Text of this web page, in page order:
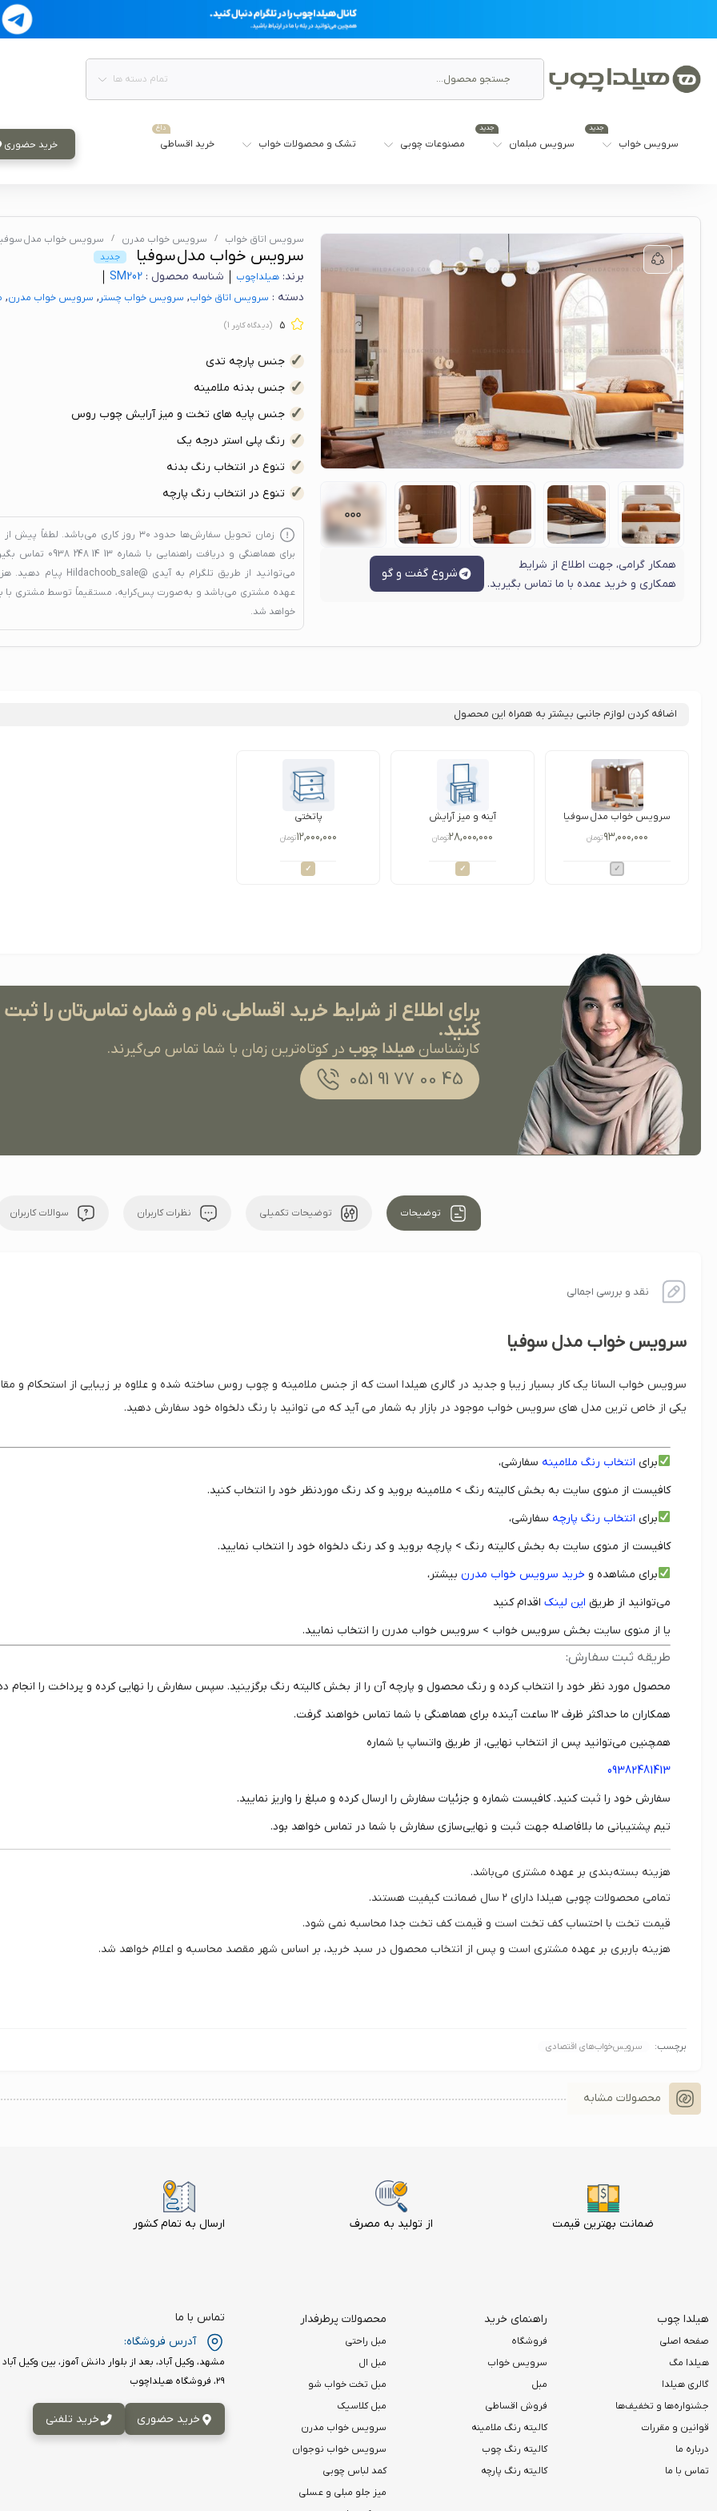
تمام دسته ها
سرویس خواب
جدید
سرویس مبلمان
جدید
مصنوعات چوبی تشک و محصولات خواب خرید اقساطی
داغ
خرید حضوری
همکار گرامی، جهت اطلاع از شرایط
همکاری و خرید عمده با ما تماس بگیرید.
شروع گفت و گو
سرویس اتاق خواب سرویس خواب مدرن سرویس خواب مدل
سرویس خواب مدل سوفیا جدید
برند:هیلدا‌چوب شناسه محصول :SM202
دسته : سرویس اتاق خواب, سرویس خواب چستر , سرویس خواب مدرن,
5 (دیدگاه کاربر 1
)
جنس پارچه تدی
جنس بدنه ملامینه
جنس پایه های تخت و میز آرایش چوب روس
رنگ پلی استر درجه یک
تنوع در انتخاب رنگ بدنه
تنوع در انتخاب رنگ پارچه
زمان تحویل سفارش‌ها حدود ۳۰ روز کاری
می‌باشد. لطفاً پیش
برای هماهنگی و دریافت راهنمایی با شماره 13 14 248 0938
تماس
می‌توانید از طریق تلگرام به آیدی @Hildachoob_sale
پیام دهید.
عهده مشتری می‌باشد و به‌صورت پس‌کرایه، مستقیماً توسط مشتری با
خواهد شد.
اضافه کردن لوازم جانبی بیشتر به همراه این محصول
سرویس خواب مدل سوفیا
۹۳,۰۰۰,۰۰۰تومان
آینه و میز آرایش
۲۸,۰۰۰,۰۰۰تومان
پاتختی
۱۲,۰۰۰,۰۰۰تومان
برای اطلاع از شرایط خرید اقساطی، نام و شماره تماس‌تان را ثبت
کنید.
کارشناسان هیلدا چوب در کوتاه‌ترین زمان با شما تماس می‌گیرند.
45 00 77 91 051
توضیحات توضیحات تکمیلی نظرات کاربران سوالات کاربران
نقد و بررسی اجمالی
سرویس خواب مدل سوفیا
سرویس خواب السانا یک کار بسیار زیبا و جدید در گالری هیلدا است که از جنس ملامینه و چوب روس ساخته شده و علاوه بر زیبایی از استحکام و
یکی از خاص ترین مدل های سرویس خواب موجود در بازار به شمار می آید که می توانید با رنگ دلخواه خود سفارش دهید.
برای انتخاب رنگ ملامینه سفارشی،
کافیست از منوی سایت به بخش کالیته رنگ > ملامینه بروید و کد رنگ موردنظر خود را انتخاب کنید.
برای انتخاب رنگ پارچه سفارشی،
کافیست از منوی سایت به بخش کالیته رنگ > پارچه بروید و کد رنگ دلخواه خود را انتخاب نمایید.
برای مشاهده و خرید سرویس خواب مدرنبیشتر،
می‌توانید از طریق این لینک اقدام کنید
یا از منوی سایت بخش سرویس خواب > سرویس خواب مدرن را انتخاب نمایید.
طریقه ثبت سفارش:
محصول مورد نظر خود را انتخاب کرده و رنگ محصول و پارچه آن را از بخش کالیته رنگ برگزینید. سپس سفارش را نهایی کرده و پرداخت را انجام
همکاران ما حداکثر ظرف ۱۲ ساعت آینده برای هماهنگی با شما تماس خواهند گرفت.
همچنین می‌توانید پس از انتخاب نهایی، از طریق واتساپ یا شماره
09382481413
سفارش خود را ثبت کنید. کافیست شماره و جزئیات سفارش را ارسال کرده و مبلغ را واریز نمایید.
تیم پشتیبانی ما بلافاصله جهت ثبت و نهایی‌سازی سفارش با شما در تماس خواهد بود.
هزینه بسته‌بندی بر عهده مشتری می‌باشد.
تمامی محصولات چوبی هیلدا دارای ۲ سال ضمانت کیفیت
هستند.
قیمت تخت با احتساب کف تخت است و قیمت کف تخت جدا محاسبه نمی شود.
هزینه باربری بر عهده مشتری است و پس از انتخاب محصول در سبد خرید، بر اساس شهر مقصد محاسبه و اعلام خواهد شد.
برچسب: سرویس‌خواب‌های اقتصادی
محصولات مشابه
ارسال به تمام کشور از تولید به مصرف ضمانت بهترین قیمت
هیلدا چوب
صفحه اصلی
هیلدا مگ
گالری هیلدا
جشنواره‌ها و تخفیف‌ها
قوانین و مقررات
درباره ما
تماس با ما
راهنمای خرید
فروشگاه
سرویس خواب
مبل
فروش اقساطی
کالیته رنگ ملامینه
کالیته رنگ چوب
کالیته رنگ پارچه
محصولات پرطرفدار
مبل راحتی
مبل ال
مبل تخت خواب شو
مبل کلاسیک
سرویس خواب مدرن
سرویس خواب نوجوان
کمد لباس چوبی
میز جلو مبلی و عسلی
تماس با ما
آدرس فروشگاه:
۲۹، فروشگاه هیلداچوب
خرید حضوری خرید تلفنی